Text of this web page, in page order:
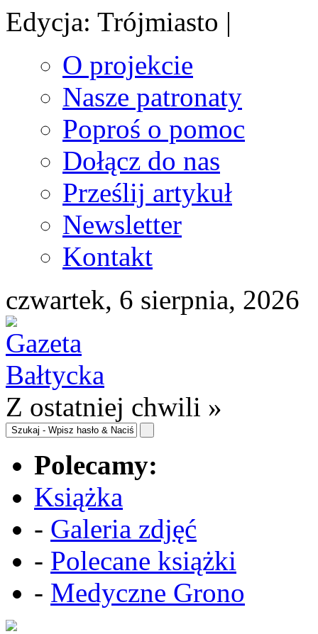
Edycja: Trójmiasto |
O projekcie
Nasze patronaty
Poproś o pomoc
Dołącz do nas
Prześlij artykuł
Newsletter
Kontakt
czwartek, 6 sierpnia, 2026
Z ostatniej chwili »
Polecamy:
Książka
- Galeria zdjęć
- Polecane książki
- Medyczne Grono